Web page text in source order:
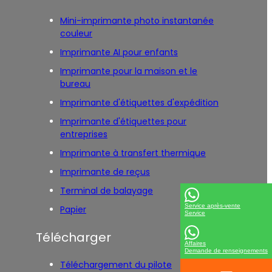
Mini-imprimante photo instantanée
couleur
Imprimante AI pour enfants
Imprimante pour la maison et le
bureau
Imprimante d'étiquettes d'expédition
Imprimante d'étiquettes pour
entreprises
Imprimante à transfert thermique
Imprimante de reçus
Terminal de balayage
Papier
Télécharger
Téléchargement du pilote
Service après-vente
Service
Affaires
Demande de renseignements